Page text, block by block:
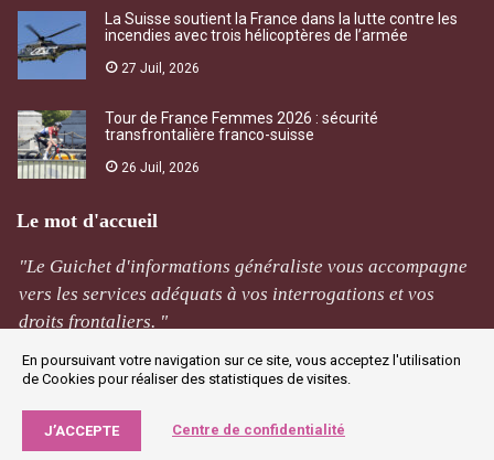
La Suisse soutient la France dans la lutte contre les
incendies avec trois hélicoptères de l’armée
27 Juil, 2026
Tour de France Femmes 2026 : sécurité
transfrontalière franco-suisse
26 Juil, 2026
Le mot d'accueil
"Le Guichet d'informations généraliste vous accompagne
vers les services adéquats à vos interrogations et vos
droits frontaliers. "
M Rivière Jougne
En poursuivant votre navigation sur ce site, vous acceptez l'utilisation
de Cookies pour réaliser des statistiques de visites.
J’ACCEPTE Centre de confidentialité